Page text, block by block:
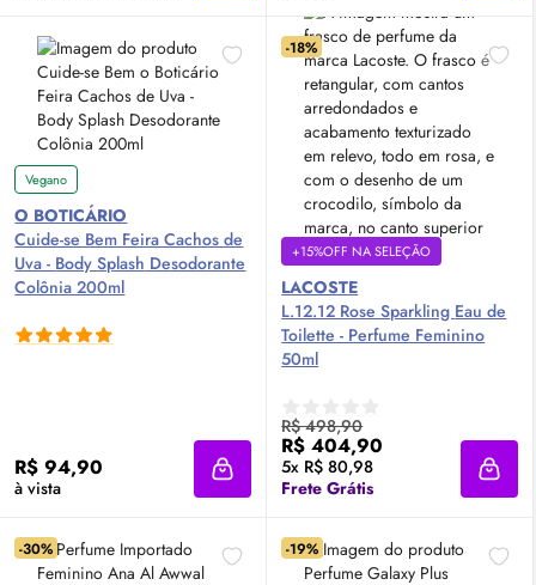
Vegano
O BOTICÁRIO
Cuide-se Bem Feira Cachos de
Uva - BodySplash Desodorante
Colônia 200ml
R$ 94,90
à vista Adicionar à sacola
-18%
+15%OFF NA SELEÇÃO
LACOSTE
L.12.12 Rose Sparkling Eau de
Toilette - Perfume Feminino
50ml
R$ 498,90
R$ 404,90
5x R$ 80,98
Frete Grátis
-30% -19%